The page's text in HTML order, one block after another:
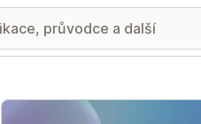
Galerie propagovaných obrázků